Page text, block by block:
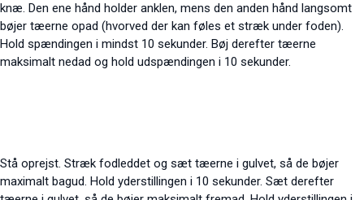
knæ. Den ene hånd holder anklen, mens den anden hånd langsomt
bøjer tæerne opad (hvorved der kan føles et stræk under foden).
Hold spændingen i mindst 10 sekunder. Bøj derefter tæerne
maksimalt nedad og hold udspændingen i 10 sekunder.
Stå oprejst. Stræk fodleddet og sæt tæerne i gulvet, så de bøjer
maximalt bagud. Hold yderstillingen i 10 sekunder. Sæt derefter